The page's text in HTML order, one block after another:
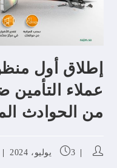
إطلاق أول
عملاء التأمين
من الحوادث
3 يوليو، 2024